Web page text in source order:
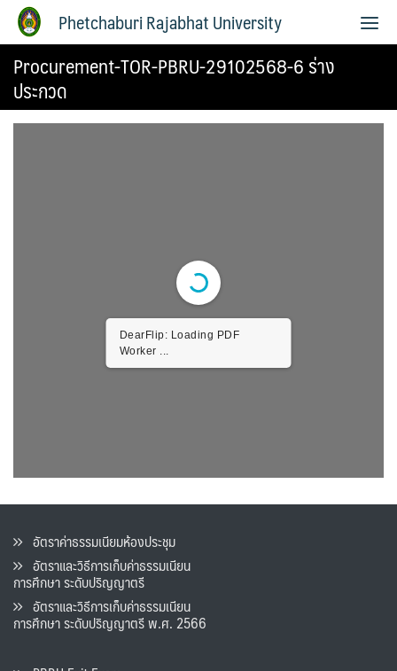
Phetchaburi Rajabhat University
Procurement-TOR-PBRU-29102568-6 ร่าง
ประกวด
DearFlip: Loading PDF
Worker ...
อัตราค่าธรรมเนียมห้องประชุม
อัตราและวิธีการเก็บค่าธรรมเนียน
การศึกษา ระดับปริญญาตรี
อัตราและวิธีการเก็บค่าธรรมเนียน
การศึกษา ระดับปริญญาตรี พ.ศ. 2566